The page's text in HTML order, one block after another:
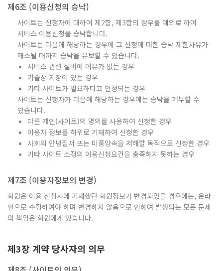
제6조 (이용신청의 승낙)
사이트는 신청자에 대하여 제2항, 제3항의 경우를 예외로 하여
서비스 이용신청을 승낙합니다.
사이트는 다음에 해당하는 경우에 그 신청에 대한 승낙 제한사유가
해소될 때까지 승낙을 유보할 수 있습니다.
서비스 관련 설비에 여유가 없는 경우
기술상 지장이 있는 경우
기타 사이트가 필요하다고 인정되는 경우
사이트는 신청자가 다음에 해당하는 경우에는 승낙을 거부할 수
있습니다.
다른 개인(사이트)의 명의를 사용하여 신청한 경우
이용자 정보를 허위로 기재하여 신청한 경우
사회의 안녕질서 또는 미풍양속을 저해할 목적으로 신청한 경우
기타 사이트 소정의 이용신청요건을 충족하지 못하는 경우
제7조 (이용자정보의 변경)
회원은 이용 신청시에 기재했던 회원정보가 변경되었을 경우에는, 온라
인으로 수정하여야 하며 변경하지 않음으로 인하여 발생되는 모든 문제
의 책임은 회원에게 있습니다.
제3장 계약 당사자의 의무